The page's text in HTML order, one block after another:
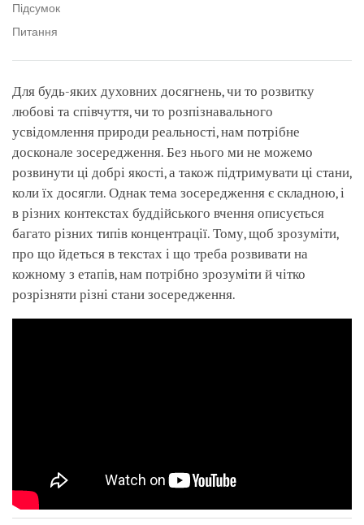
Підсумок
Питання
Для будь-яких духовних досягнень, чи то розвитку
любові та співчуття, чи то розпізнавального
усвідомлення природи реальності, нам потрібне
досконале зосередження. Без нього ми не можемо
розвинути ці добрі якості, а також підтримувати ці стани,
коли їх досягли. Однак тема зосередження є складною, і
в різних контекстах буддійського вчення описується
багато різних типів концентрації. Тому, щоб зрозуміти,
про що йдеться в текстах і що треба розвивати на
кожному з етапів, нам потрібно зрозуміти й чітко
розрізняти різні стани зосередження.